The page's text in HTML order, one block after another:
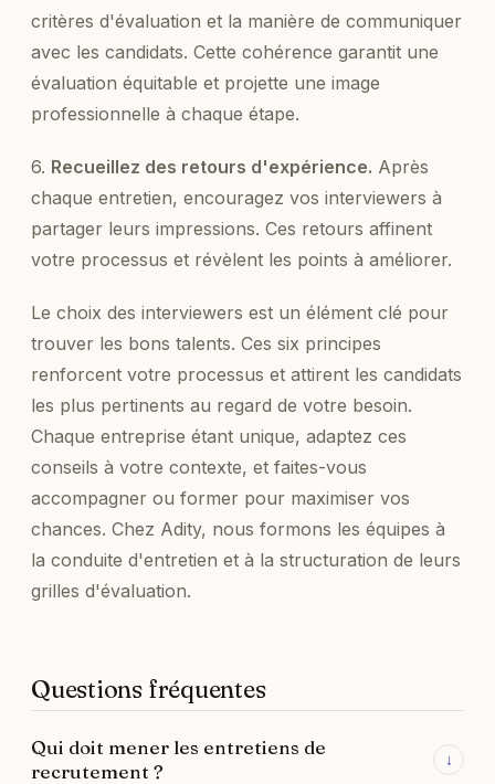
critères d'évaluation et la manière de communiquer
avec les candidats. Cette cohérence garantit une
évaluation équitable et projette une image
professionnelle à chaque étape.
6. Recueillez des retours d'expérience. Après
chaque entretien, encouragez vos interviewers à
partager leurs impressions. Ces retours affinent
votre processus et révèlent les points à améliorer.
Le choix des interviewers est un élément clé pour
trouver les bons talents. Ces six principes
renforcent votre processus et attirent les candidats
les plus pertinents au regard de votre besoin.
Chaque entreprise étant unique, adaptez ces
conseils à votre contexte, et faites-vous
accompagner ou former pour maximiser vos
chances. Chez Adity, nous formons les équipes à
la conduite d'entretien et à la structuration de leurs
grilles d'évaluation.
Questions fréquentes
Qui doit mener les entretiens de
recrutement ?
↓